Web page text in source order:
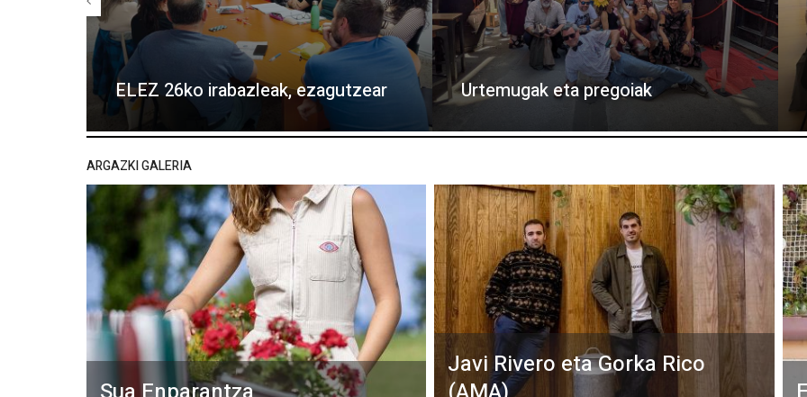
ELEZ 26ko irabazleak, ezagutzear Urtemugak eta pregoiak
ARGAZKI GALERIA
Javi Rivero eta Gorka Rico